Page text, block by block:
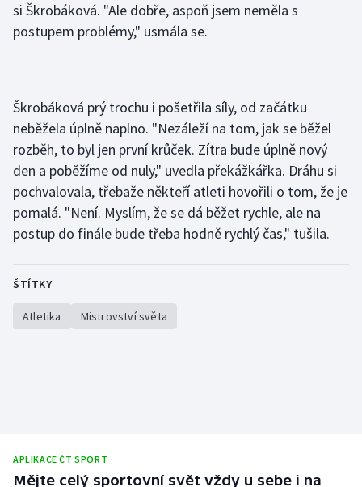
Ragby
Short track
Sportovní střelba
Stolní tenis
Veslování
si Škrobáková. "Ale dobře, aspoň jsem neměla s
postupem problémy," usmála se.
Škrobáková prý trochu i pošetřila síly, od začátku
neběžela úplně naplno. "Nezáleží na tom, jak se běžel
rozběh, to byl jen první krůček. Zítra bude úplně nový
den a poběžíme od nuly," uvedla překážkářka. Dráhu si
pochvalovala, třebaže někteří atleti hovořili o tom, že je
pomalá. "Není. Myslím, že se dá běžet rychle, ale na
postup do finále bude třeba hodně rychlý čas," tušila.
ŠTÍTKY
Atletika Mistrovství světa
APLIKACE ČT SPORT
Mějte celý sportovní svět vždy u sebe i na